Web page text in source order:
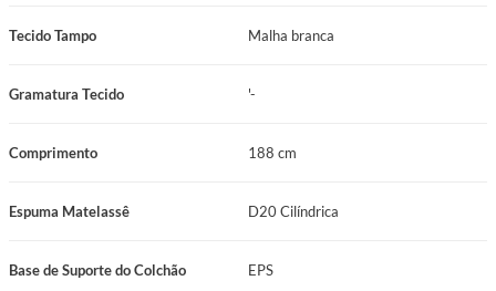
Tecido Tampo Malha branca
Gramatura Tecido '-
Comprimento 188 cm
Espuma Matelassê D20 Cilíndrica
Base de Suporte do Colchão EPS